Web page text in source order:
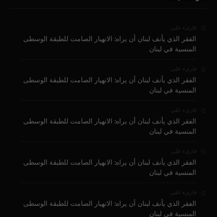
قارىء على
الفقر الذي يأنف لبنان أن يراه: الانهيار الصامت للطبقة الوسطى
المنسية في لبنان
قارىء على
الفقر الذي يأنف لبنان أن يراه: الانهيار الصامت للطبقة الوسطى
المنسية في لبنان
قارىء على
الفقر الذي يأنف لبنان أن يراه: الانهيار الصامت للطبقة الوسطى
المنسية في لبنان
قارىء على
الفقر الذي يأنف لبنان أن يراه: الانهيار الصامت للطبقة الوسطى
المنسية في لبنان
قارىء على
الفقر الذي يأنف لبنان أن يراه: الانهيار الصامت للطبقة الوسطى
المنسية في لبنان